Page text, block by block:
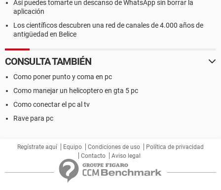
Así puedes tomarte un descanso de WhatsApp sin borrar la
aplicación
Los científicos descubren una red de canales de 4.000 años de
antigüedad en Belice
CONSULTA TAMBIÉN
Como poner punto y coma en pc
Como manejar un helicoptero en gta 5 pc
Como conectar el pc al tv
Rave para pc
Regístrate aquí Equipo Condiciones de uso
Política de privacidad
Contacto
Aviso legal